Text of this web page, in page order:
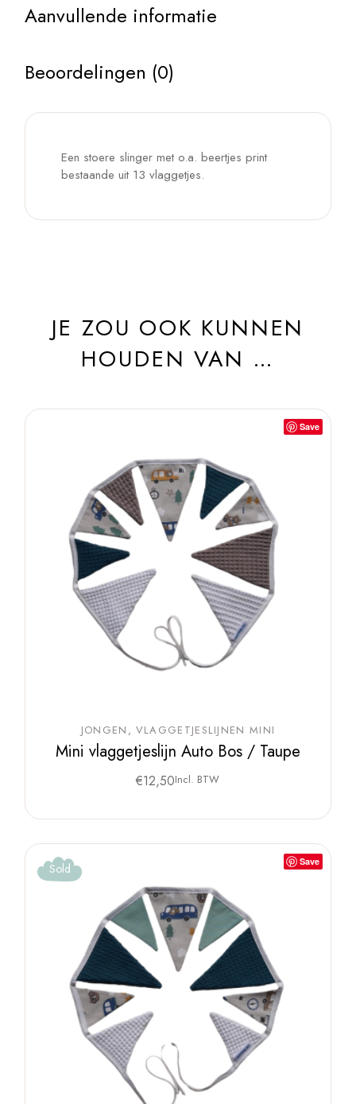
Aanvullende informatie
Beoordelingen (0)
Een stoere slinger met o.a. beertjes print
bestaande uit 13 vlaggetjes.
JE ZOU OOK KUNNEN
HOUDEN VAN …
Save
JONGEN VLAGGETJESLIJNEN MINI
Mini vlaggetjeslijn Auto Bos / Taupe
€12,50Incl. BTW
Save
Sold